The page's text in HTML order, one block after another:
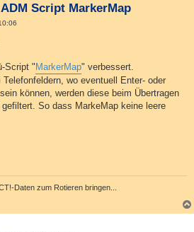
Script MarkerMap
Script "MarkerMap" verbessert.
wo eventuell Enter- oder
können, werden diese beim Übertragen
So dass MarkeMap keine leere
Daten zum Rotieren bringen...